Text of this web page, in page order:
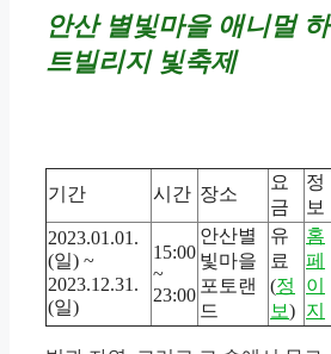
안산 별빛마을 애니멀 하
트빌리지 빛축제
기간 시간 장소
요
금
정
보
2023.01.01.
(일) ~
2023.12.31.
(일)
15:00
~
23:00
안산별
빛마을
포토랜
드
유
료
(정
보)
홈
페
이
지